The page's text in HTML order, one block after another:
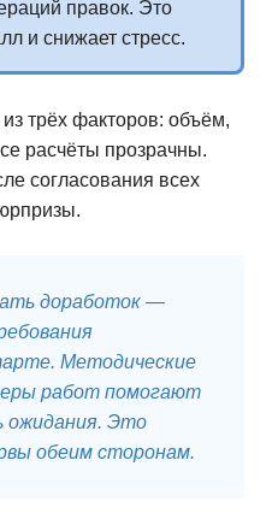
правок. Это
и снижает стресс.
трёх факторов: объём,
расчёты прозрачны.
согласования всех
доработок —
Методические
работ помогают
ожидания. Это
обеим сторонам.